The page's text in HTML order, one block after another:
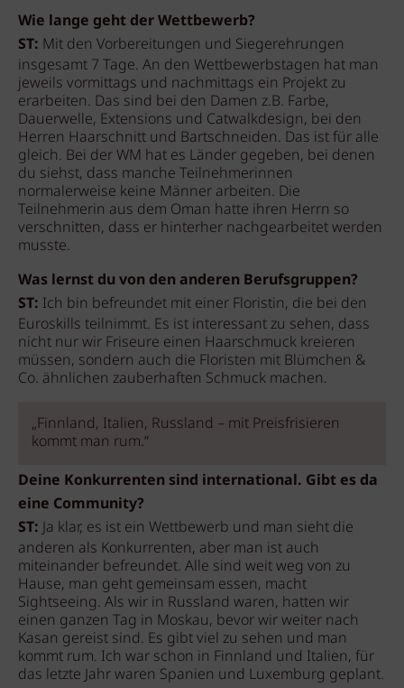
Wie lange geht der Wettbewerb?
ST: Mit den Vorbereitungen und Siegerehrungen
insgesamt 7 Tage. An den Wettbewerbstagen hat man
jeweils vormittags und nachmittags ein Projekt zu
erarbeiten. Das sind bei den Damen z.B. Farbe,
Dauerwelle, Extensions und Catwalkdesign, bei den
Herren Haarschnitt und Bartschneiden. Das ist für alle
gleich. Bei der WM hat es Länder gegeben, bei denen
du siehst, dass manche Teilnehmerinnen
normalerweise keine Männer arbeiten. Die
Teilnehmerin aus dem Oman hatte ihren Herrn so
verschnitten, dass er hinterher nachgearbeitet werden
musste.
Was lernst du von den anderen Berufsgruppen?
ST: Ich bin befreundet mit einer Floristin, die bei den
Euroskills teilnimmt. Es ist interessant zu sehen, dass
nicht nur wir Friseure einen Haarschmuck kreieren
müssen, sondern auch die Floristen mit Blümchen &
Co. ähnlichen zauberhaften Schmuck machen.
„Finnland, Italien, Russland – mit Preisfrisieren
kommt man rum.“
Deine Konkurrenten sind international. Gibt es da
eine Community?
ST:Ja klar, es ist ein Wettbewerb und man sieht die
anderen als Konkurrenten, aber man ist auch
miteinander befreundet. Alle sind weit weg von zu
Hause, man geht gemeinsam essen, macht
Sightseeing. Als wir in Russland waren, hatten wir
einen ganzen Tag in Moskau, bevor wir weiter nach
Kasan gereist sind. Es gibt viel zu sehen und man
kommt rum. Ich war schon in Finnland und Italien, für
das letzte Jahr waren Spanien und Luxemburg geplant.